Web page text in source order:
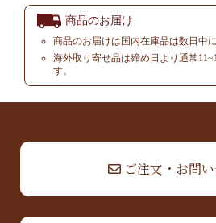
商品のお届け
商品のお届けは国内在庫品は数日中に
海外取り寄せ品は締め日より通常
す。
ご注文・お問